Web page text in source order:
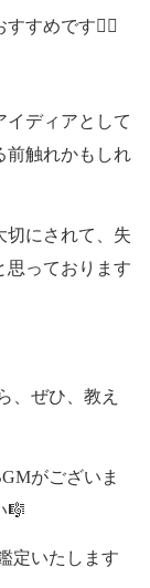
すめです🧘‍♀️
イディアとして
前触れかもしれ
切にされて、失
思っております
、ぜひ、教え
がございま
🎼
定いたします